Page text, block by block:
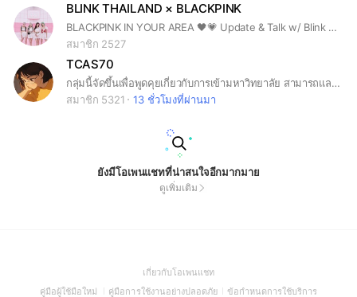
BLINK THAILAND × BLACKPINK
BLACKPINK IN YOUR AREA 🖤💗 Update & Talk w/ Blink Friends 😍 📍โปรดอ่านกฎ และ ใช้ห้องแชทให้ถูกต้องนะคะ *หากผิดกฎจะถูกแบนค่ะ 🎄ตั้งรูปโปร(ไม่ให้ใช้รูปตัวเอง) และ ตอบคำถาม ก่อนส่งคำขอ (ไม่ทำตามนี้ = ไม่รับนะคะ) Q: Keywords ของ Openchat BLINK THAILAND คืออ ?! A: ศูนย์รวมใจ BLINK ไทยทั้งประเทศ !! 💪🏻😼 Q: Openchat นี้เกี่ยวกับอะไรนะ ?! A:✨อัพเดทข่าวสารเกี่ยวกับสาวๆ BLACKPINK พูดคุยกับเพื่อนๆตามประสา BLINK😉 มาเป็นครอบครัวเดียวกันน้า (แอดมินไม่ได้ขายตรงแต่อย่างใด555) มาเถอะ! อยากให้มาสนุกกันน! 😋🖖🏻 📮แจ้งปัญหาการใช้งาน / ติดต่อแอดมินส่วนตัวได้ทาง twitter : @blinkth_support 🖤ยินดีต้อนรับบลิ้งค์ทุกคนเลยนะคะ💗 #BLACKPINKINYOURAREA #BLACKPINK
สมาชิก 2527
TCAS70
กลุ่มนี้จัดขึ้นเพื่อพูดคุยเกี่ยวกับการเข้ามหาวิทยาลัย สามารถแลกเปลี่ยนข้อมูลและความรู้ได้เลยค่ะ #dek70 #dek71 #dek72 #เด็กซิ่ว
สมาชิก 5321
13 ชั่วโมงที่ผ่านมา
ยังมีโอเพนแชทที่น่าสนใจอีกมากมาย
ดูเพิ่มเติม
เกี่ยวกับโอเพนแชท(Open
in
คู่มือผู้ใช้มือใหม่ (Open
คู่มือการใช้งานอย่างปลอดภัย(Open
ข้อกำหนดการใช้บริการ(Open